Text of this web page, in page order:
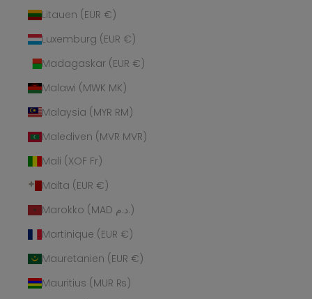
Litauen (EUR €)
Luxemburg (EUR €)
Madagaskar (EUR €)
Malawi (MWK MK)
Malaysia (MYR RM)
Malediven (MVR MVR)
Mali (XOF Fr)
Malta (EUR €)
Marokko (MAD د.م.)
Martinique (EUR €)
Mauretanien (EUR €)
Mauritius (MUR ₨)